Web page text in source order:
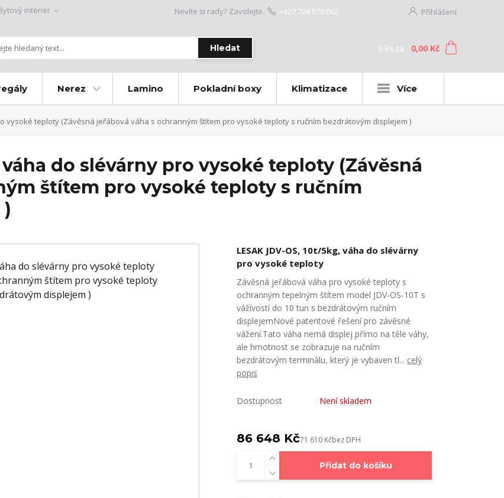
interier Přihlášení
Hledat
Nevíte si rady? Zavolejte. +420 724 878 662
0 ks za 0,00 Kč
Nerez Lamino Pokladní boxy Klimatizace Více
vysoké teploty (Závěsná jeřábová váha s ochranným štítem pro vysoké teploty s ručním bezdrátovým displejem )
váha do slévárny pro vysoké teploty (Závěsná
štítem pro vysoké teploty s ručním
LESAK JDV-OS, 10t/5kg, váha do slévárny
pro vysoké teploty
Závěsná jeřábová váha pro vysoké teploty s
ochranným tepelným štítem model JDV-OS-10T s
vážívostí do 10 tun s bezdrátovým ručním
displejemNové patentové řešení pro závěsné
vážení.Tato váha nemá displej přímo na těle váhy,
ale hmotnost se zobrazuje na ručním
bezdrátovým terminálu, který je vybaven tl... celý
popis
Dostupnost Není skladem
86 648 Kč71 610 Kčbez DPH
Přidat do košíku